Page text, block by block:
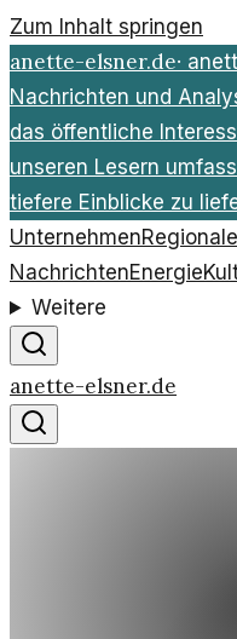
Zum Inhalt springen
anette-elsner.de·
Nachrichten und
das öffentliche
unseren Lesern
tiefere Einblicke zu
UnternehmenRegionale
NachrichtenEnergie
Weitere
anette-elsner.de